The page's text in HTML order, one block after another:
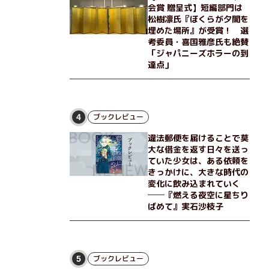
会賞 贈呈式】短編部門は
松樹凛氏『ぼくらが夕闇を
埋めた場所』が受賞！ 選
考委員・喜国雅彦氏も絶賛
「ジャパニーズホラーの到
達点」
4 ブックレビュー
違法郵便を届けることで莫
大な借金を返す日々を送っ
ていた少女は、ある依頼を
きっかけに、大きな時代の
変化に飲み込まれていく
──『燃える夜空に星ちり
ばめて』実石沙枝子
5 ブックレビュー